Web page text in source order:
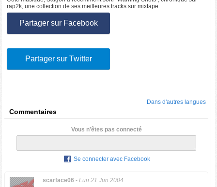
rap2k, une collection de ses meilleures tracks sur mixtape.
Partager sur Facebook
Partager sur Twitter
Dans d'autres langues
Commentaires
Vous n'êtes pas connecté
Se connecter avec Facebook
scarface06 - Lun 21 Jun 2004